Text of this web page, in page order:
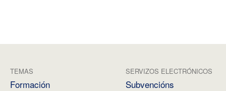
TEMAS
Formación
SERVIZOS ELECTRÓNICOS
Subvencións